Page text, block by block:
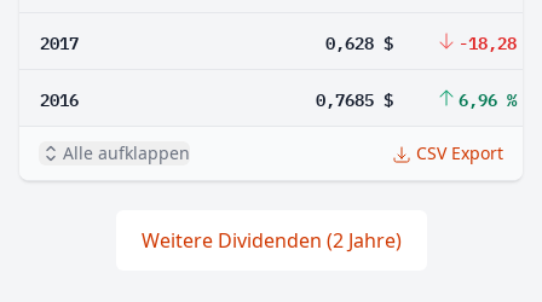
2017 0,628 $ -18,28 %
2016 0,7685 $ 6,96 %
Alle aufklappen CSV Export
Weitere Dividenden (2 Jahre)